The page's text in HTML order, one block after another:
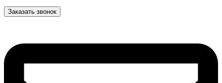
Заказать звонок